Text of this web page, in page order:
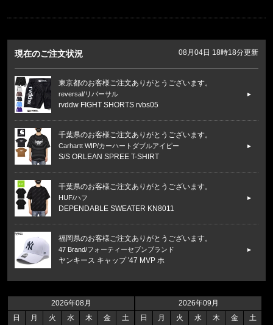
2026年08月
日
月 火 水 木 金
土
2026年09月
日
月 火 水 木 金
土
現在のご注文状況 08月04日 18時18分更新
東京都のお客様ご注文ありがとうございます。
reversal/リバーサル
rvddw FIGHT SHORTS rvbs05
千葉県のお客様ご注文ありがとうございます。
Carhartt WIP/カーハートダブルアイピー
S/S ORLEAN SPREE T-SHIRT
千葉県のお客様ご注文ありがとうございます。
HUF/ハフ
DEPENDABLE SWEATER KN8011
福岡県のお客様ご注文ありがとうございます。
47 Brand/フォーティーセブンブランド
ヤンキース キャップ '47 MVP ホ
47 Brand/フォーティーセブンブランド
ヤンキース キャップ ’47 クリーンナップ モス